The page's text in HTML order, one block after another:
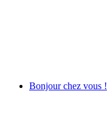
Bonjour chez vous !